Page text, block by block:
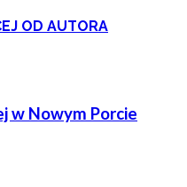
OD AUTORA
w Nowym Porcie